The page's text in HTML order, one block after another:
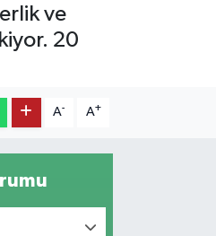
ve
20
A- A+